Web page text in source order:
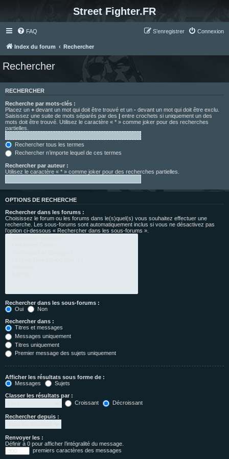
Street Fighter.FR
FAQ Connexion
S’enregistrer
Index du forum Rechercher
Rechercher
RECHERCHER
Recherche par mots-clés :
Placez un + devant un mot qui doit être trouvé et un - devant un mot qui doit être exclu.
Saisissez une suite de mots séparés par des | entre crochets si uniquement un des
mots doit être trouvé. Utilisez le caractère « * » comme joker pour des recherches
partielles.
Rechercher tous les termes
Rechercher n’importe lequel de ces termes
Rechercher par auteur :
Utilisez le caractère « * » comme joker pour des recherches partielles.
OPTIONS DE RECHERCHE
Rechercher dans les forums :
Choisissez le forum ou les forums dans le(s)quel(s) vous souhaitez effectuer une
recherche. Les sous-forums sont automatiquement inclus si vous ne désactivez pas
l’option ci-dessous « Rechercher dans les sous-forums ».
Rechercher dans les sous-forums :
Oui
Non
Rechercher dans :
Titres et messages
Messages uniquement
Titres uniquement
Premier message des sujets uniquement
Afficher les résultats sous forme de :
Messages
Sujets
Classer les résultats par :
Croissant
Décroissant
Rechercher depuis :
Renvoyer les :
Définir à 0 pour afficher l’intégralité du message.
premiers caractères des messages